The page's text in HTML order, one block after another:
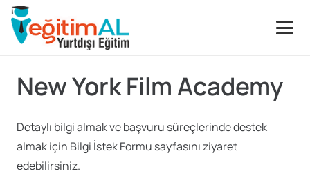
New York Film Academy
Detaylı bilgi almak ve başvuru süreçlerinde destek
almak için Bilgi İstek Formu sayfasını ziyaret
edebilirsiniz.